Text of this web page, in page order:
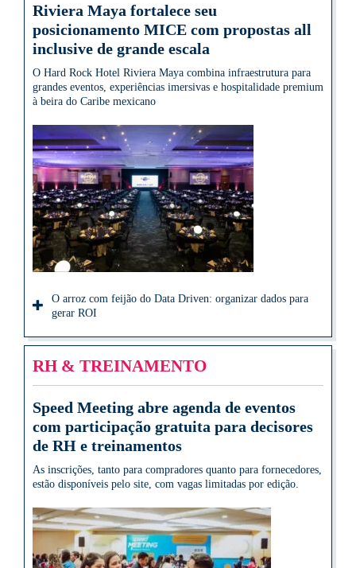
Riviera Maya fortalece seu
posicionamento MICE com propostas all
inclusive de grande escala
O Hard Rock Hotel Riviera Maya combina infraestrutura para
grandes eventos, experiências imersivas e hospitalidade premium
à beira do Caribe mexicano
O arroz com feijão do Data Driven: organizar dados para
gerar ROI
RH & TREINAMENTO
Speed Meeting abre agenda de eventos
com participação gratuita para decisores
de RH e treinamentos
As inscrições, tanto para compradores quanto para fornecedores,
estão disponíveis pelo site, com vagas limitadas por edição.